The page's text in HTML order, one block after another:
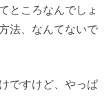
ところなんでしょ
法、なんてないで
ですけど、やっぱ